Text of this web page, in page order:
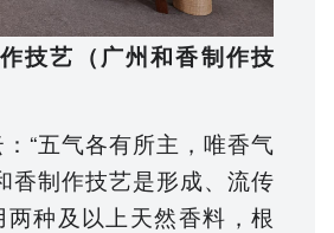
技艺 （广州和香制作技
“五气各有所主，唯香气
香制作技艺是形成、流传
种及以上天然香料，根